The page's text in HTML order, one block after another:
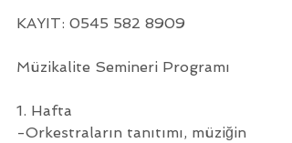
KAYIT: 0545 582 8909
Müzikalite Semineri Programı
1. Hafta
-Orkestraların tanıtımı, müziğin